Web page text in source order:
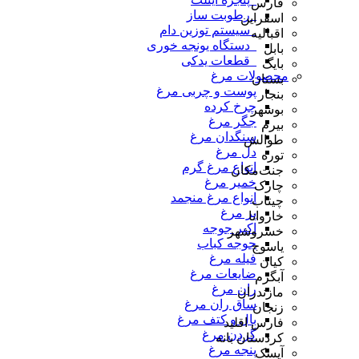
_رطوبت ساز
_سیستم توزین دام
_دستگاه یونجه خوری
_قطعات یدکی
محصولات مرغ
پوست و چربی مرغ
چرخ کرده
جگر مرغ
سنگدان مرغ
دل مرغ
انواع مرغ گرم
خمیر مرغ
انواع مرغ منجمد
پر مرغ
اکبر جوجه
جوجه کباب
فیله مرغ
ضایعات مرغ
ران مرغ
ساق ران مرغ
بال و کتف مرغ
گردن مرغ
پنجه مرغ
فارس
اسفراین
اقبالیه
بابل
بایگ
بستان
بنجار
بوشهر
بیرم
طوالش
توره
جنت‌مکان
چارک
چیتاب
خاروانا
خسروشهر
یاسوج
کیان
آبگرم
مازندران
زنجان
فارس اقلید
کردستان بانه
آیسک